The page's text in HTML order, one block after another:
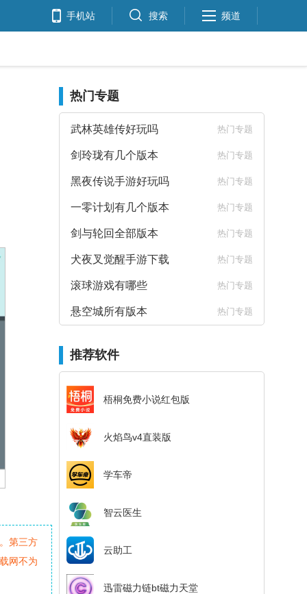
手机站 搜索 频道
第三方
网不为
热门专题
武林英雄传好玩吗 热门专题
剑玲珑有几个版本 热门专题
黑夜传说手游好玩吗 热门专题
一零计划有几个版本 热门专题
剑与轮回全部版本 热门专题
犬夜叉觉醒手游下载 热门专题
滚球游戏有哪些 热门专题
悬空城所有版本 热门专题
推荐软件
梧桐免费小说红包版
火焰鸟v4直装版
学车帝
智云医生
云助工
迅雷磁力链bt磁力天堂